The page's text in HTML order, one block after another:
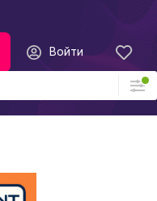
Войти